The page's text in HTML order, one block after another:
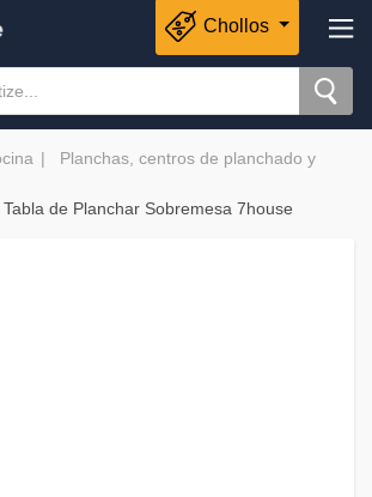
Chollos
Planchas, centros de planchado y
de Planchar Sobremesa 7house